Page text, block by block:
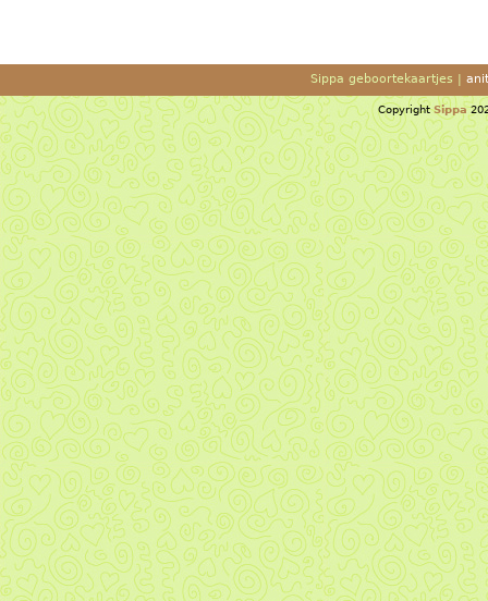
Sippa geboortekaartjes |
CopyrightSippa